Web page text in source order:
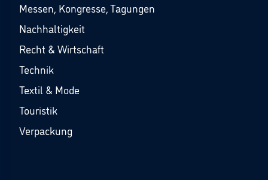
Messen, Kongresse, Tagungen
Nachhaltigkeit
Recht & Wirtschaft
Technik
Textil & Mode
Touristik
Verpackung